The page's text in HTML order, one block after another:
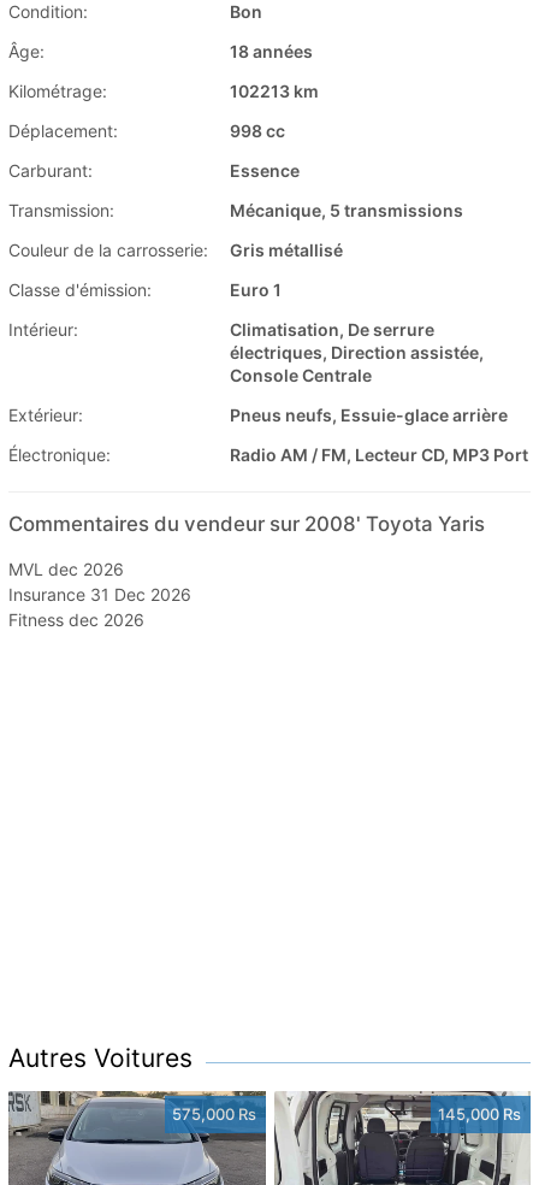
Condition:
Bon
Âge:
18 années
Kilométrage:
102213 km
Déplacement:
998 cc
Carburant:
Essence
Transmission:
Mécanique, 5 transmissions
Couleur de la carrosserie:
Gris métallisé
Classe d'émission:
Euro 1
Intérieur:
Climatisation, De serrure
électriques, Direction assistée,
Console Centrale
Extérieur:
Pneus neufs, Essuie-glace arrière
Électronique:
Radio AM / FM, Lecteur CD, MP3 Port
Commentaires du vendeur sur 2008' Toyota Yaris
MVL dec 2026
Insurance 31 Dec 2026
Fitness dec 2026
Autres Voitures
575,000 Rs 145,000 Rs